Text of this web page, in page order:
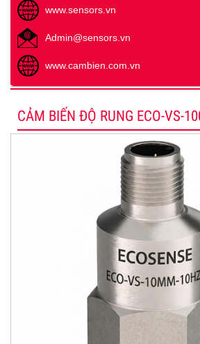
www.sensors.vn
Admin@sensors.vn
www.cambien.com.vn
CẢM BIẾN ĐỘ RUNG ECO-VS-